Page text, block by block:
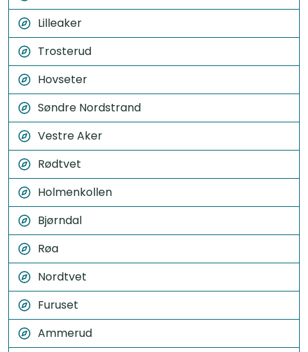
Lilleaker
Trosterud
Hovseter
Søndre Nordstrand
Vestre Aker
Rødtvet
Holmenkollen
Bjørndal
Røa
Nordtvet
Furuset
Ammerud